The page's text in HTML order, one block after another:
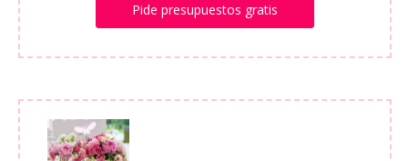
Pide presupuestos gratis